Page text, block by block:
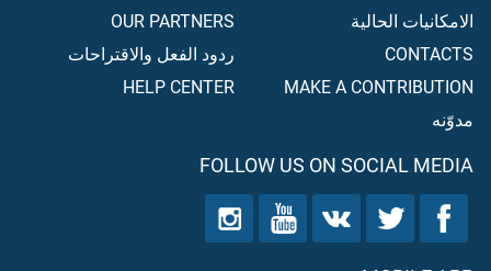
الامكانيات الحالية
CONTACTS
MAKE A CONTRIBUTION
مدوّنه
OUR PARTNERS
ردود الفعل والاقتراحات
HELP CENTER
FOLLOW US ON SOCIAL MEDIA